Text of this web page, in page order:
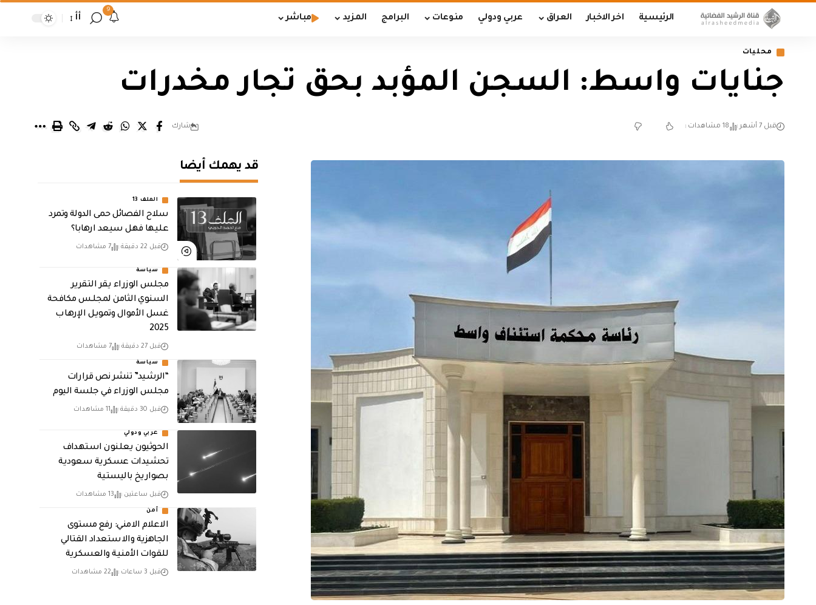
الرئيسية اخر الاخبار العراق عربي ودولي منوعات البرامج المزيد مباشر
9
أأ
محليات
جنايات واسط: السجن المؤبد بحق تجار مخدرات
قبل 7 أشهر 18 مشاهدات شارك
قد يهمك أيضا
الملف 13
سلاح الفصائل حمى الدولة وتمرد
عليها فهل سيعد ارهابا؟
قبل 22 دقيقة 7 مشاهدات
سياسة
مجلس الوزراء يقر التقرير
السنوي الثامن لمجلـس مكافحة
غسل الأموال وتمويـل الإرهـاب
2025
قبل 27 دقيقة 7 مشاهدات
سياسة
“الرشيد” تنشر نص قرارات
مجلس الوزراء في جلسة اليوم
قبل 30 دقيقة 11 مشاهدات
عربي ودولي
الحوثيون يعلنون استهداف
تحشيدات عسكرية سعودية
بصواريخ باليستية
قبل ساعتين 13 مشاهدات
أمن
الاعلام الامني: رفع مستوى
الجاهزية والاستعداد القتالي
للقوات الأمنية والعسكرية
قبل 3 ساعات 22 مشاهدات